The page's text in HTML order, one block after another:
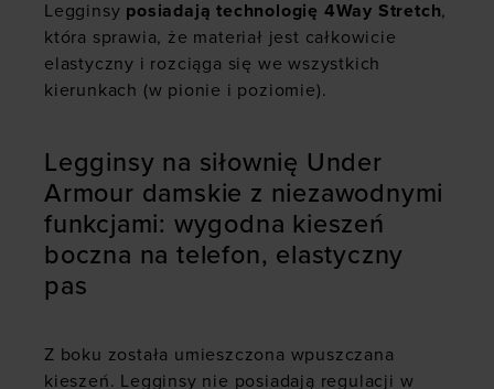
Legginsy posiadają technologię 4Way Stretch,
która sprawia, że materiał jest całkowicie
elastyczny i rozciąga się we wszystkich
kierunkach (w pionie i poziomie).
Legginsy na siłownię Under
Armour damskie z niezawodnymi
funkcjami: wygodna kieszeń
boczna na telefon, elastyczny
pas
Z boku została umieszczona wpuszczana
kieszeń. Legginsy nie posiadają regulacji w